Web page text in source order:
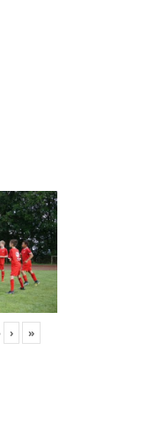
› »